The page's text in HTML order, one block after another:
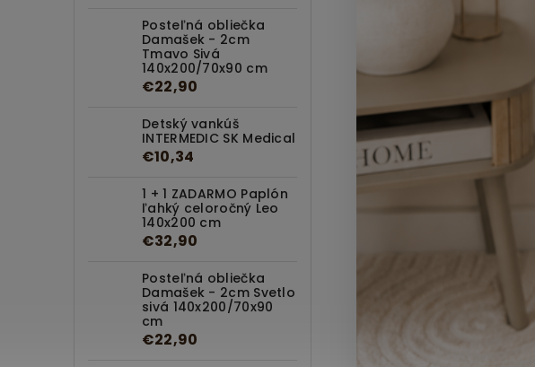
Posteľná obliečka
Damašek - 2cm
Tmavo Sivá
140x200/70x90 cm
€22,90
Detský vankúš
INTERMEDIC SK Medical
€10,34
1 + 1 ZADARMO Paplón
ľahký celoročný Leo
140x200 cm
€32,90
Posteľná obliečka
Damašek - 2cm Svetlo
sivá 140x200/70x90
cm
€22,90